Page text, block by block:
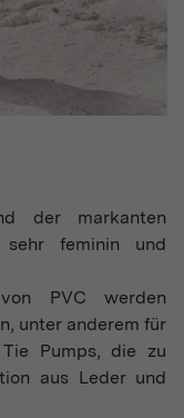
der markanten
feminin und
PVC werden
unter anderem für
Pumps, die zu
aus Leder und